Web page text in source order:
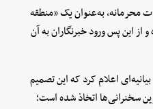
محرمانه، به‌عنوان یک «منطقه
این پس ورود خبرنگاران به آن
اعلام کرد که این تصمیم
سخنرانی‌ها اتخاذ شده است؛